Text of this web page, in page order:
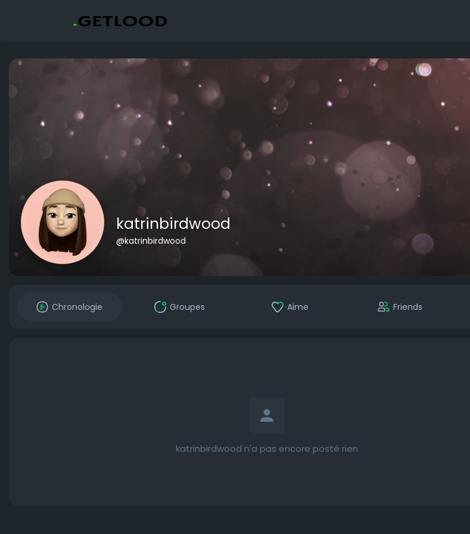
katrinbirdwood
@katrinbirdwood
Chronologie Groupes Aime Friends
katrinbirdwood n'a pas encore posté rien